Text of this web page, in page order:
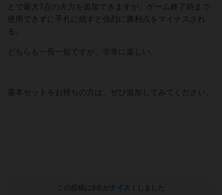
とで最大7点の火力を追加できますが、ゲーム終了時まで
使用できずに手札に残すと強烈に勝利点をマイナスされ
る。
どちらも一長一短ですが、非常に楽しい。
基本セットをお持ちの方は、ぜひ追加してみてください。
この投稿に 3名がナイス！ しました